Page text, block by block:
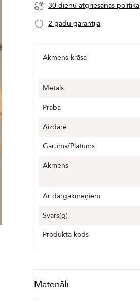
30 dienu atgriešanas politika
2 gadu garantija
Akmens krāsa
Metāls
Praba
Aizdare
Garums/Platums
Akmens
Ar dārgakmeņiem
Svars(g)
Produkta kods
Materiāli